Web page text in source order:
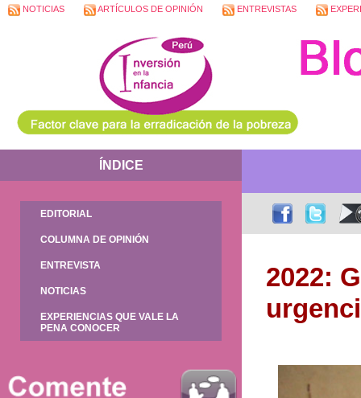
NOTICIAS ARTÍCULOS DE OPINIÓN ENTREVISTAS
ÍNDICE
EDITORIAL
COLUMNA DE OPINIÓN
ENTREVISTA
NOTICIAS
EXPERIENCIAS QUE VALE LA
PENA CONOCER
2022: